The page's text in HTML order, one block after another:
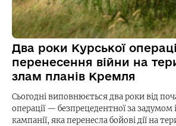
Два роки Курської
перенесення війни на
злам планів Кремля
Сьогодні виповнюється два роки від
операції — безпрецедентної за
кампанії, яка перенесла бойові дії на